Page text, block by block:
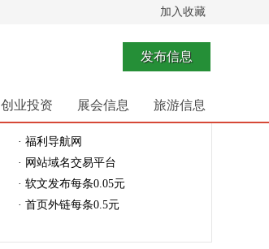
加入收藏
发布信息
创业投资 展会信息 旅游信息
· 福利导航网
· 网站域名交易平台
· 软文发布每条0.05元
· 首页外链每条0.5元